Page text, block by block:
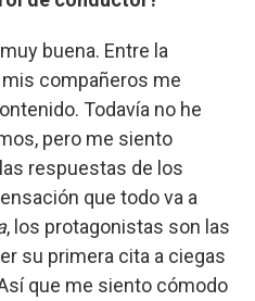
buena. Entre la
compañeros me
Todavía no he
pero me siento
respuestas de los
que todo va a
, los protagonistas son las
su primera cita a ciegas
que me siento cómodo